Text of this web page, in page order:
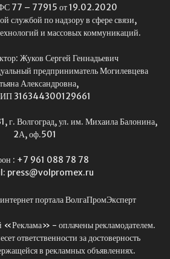
77 – 77915 от 19.02.2020
службой по надзору в сфере связи,
и массовых коммуникаций.
Жуков Сергей Геннадьевич
предприниматель Могилевцева
Александровна,
316344300129661
г. Волгоград, ул. им. Михаила Балонина,
2А, оф.501
: +7 961 088 78 78
press@volpromex.ru
портала ВолгаПромЭксперт
«Реклама» - оплачены рекламодателем.
ответственности за достоверность
в рекламных объявлениях.